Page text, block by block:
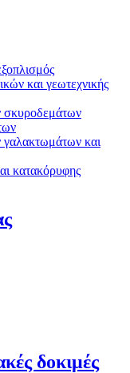
και γεωτεχνικής
σκυροδεμάτων
και
κατακόρυφης
δοκιμές